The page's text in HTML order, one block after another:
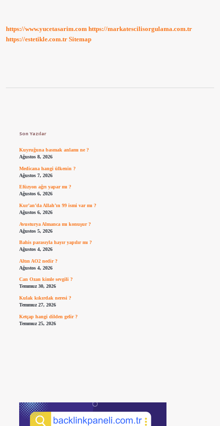
Yapabilir
https://www.yucetasarim.com https://markatescilisorgulama.com.tr
https://estetikle.com.tr Sitemap
Son Yazılar
Kuyruğuna basmak anlamı ne ?
Ağustos 8, 2026
Medicana hangi ülkenin ?
Ağustos 7, 2026
Efüzyon ağrı yapar mı ?
Ağustos 6, 2026
Kur’an’da Allah’ın 99 ismi var mı ?
Ağustos 6, 2026
Avusturya Almanca mı konuşur ?
Ağustos 5, 2026
Bahis parasıyla hayır yapılır mı ?
Ağustos 4, 2026
Altın AO2 nedir ?
Ağustos 4, 2026
Can Ozan kimle sevgili ?
Temmuz 30, 2026
Kulak kıkırdak neresi ?
Temmuz 27, 2026
Ketçap hangi dilden gelir ?
Temmuz 25, 2026